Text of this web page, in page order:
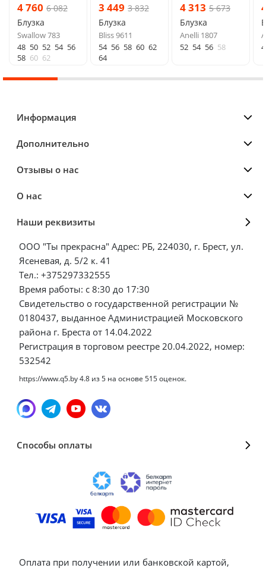
4 760 6 082
Блузка
Swallow 783
48 50 52 54 56
58 60 62
3 449 3 832
Блузка
Bliss 9611
54 56 58 60 62
64
4 313 5 673
Блузка
Anelli 1807
52 54 56 58
Информация
Дополнительно
Отзывы о нас
О нас
Наши реквизиты
ООО "Ты прекрасна" Адрес: РБ, 224030, г. Брест, ул.
Ясеневая, д. 5/2 к. 41
Тел.: +375297332555
Время работы: с 8:30 до 17:30
Свидетельство о государственной регистрации №
0180437, выданное Администрацией Московского
района г. Бреста от 14.04.2022
Регистрация в торговом реестре 20.04.2022, номер:
532542
https://www.q5.by4.8 из5 на основе 515оценок.
Способы оплаты
Оплата при получении или банковской картой,